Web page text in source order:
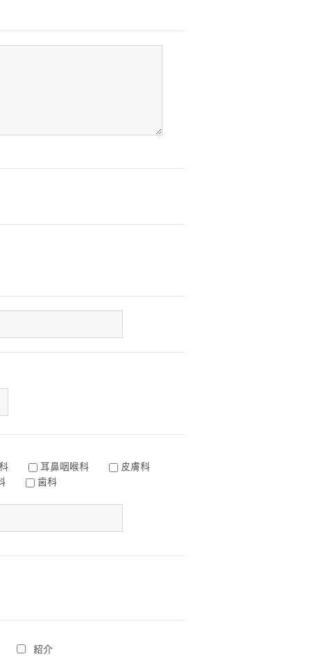
耳鼻咽喉科
皮膚科
歯科
紹介